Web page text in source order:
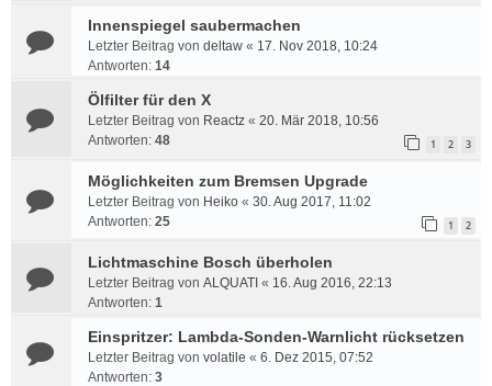
Innenspiegel saubermachen
Letzter Beitrag von deltaw « 17. Nov 2018, 10:24
Antworten: 14
Ölfilter für den X
Letzter Beitrag von Reactz « 20. Mär 2018, 10:56
Antworten: 48 1 2 3
Möglichkeiten zum Bremsen Upgrade
Letzter Beitrag von Heiko « 30. Aug 2017, 11:02
Antworten: 25 1 2
Lichtmaschine Bosch überholen
Letzter Beitrag von ALQUATI « 16. Aug 2016, 22:13
Antworten: 1
Einspritzer: Lambda-Sonden-Warnlicht rücksetzen
Letzter Beitrag von volatile « 6. Dez 2015, 07:52
Antworten: 3